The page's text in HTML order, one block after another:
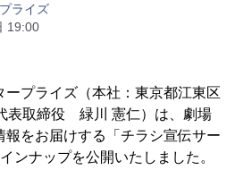
ライズ
19:00
プライズ（本社：東京都江東区
表取締役 緑川 憲仁）は、劇場
報をお届けする「チラシ宣伝サー
ンナップを公開いたしました。